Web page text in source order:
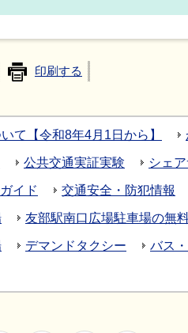
印刷する
て【令和8年4月1日から】
公共交通実証実験 シェ
イド 交通安全・防犯情報
友部駅南口広場駐車場の無
デマンドタクシー バス